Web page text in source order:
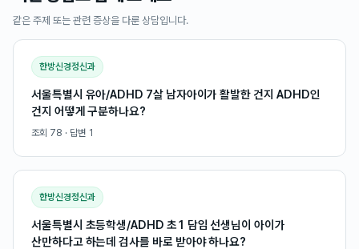
같은 주제 또는 관련 증상을 다룬 상담입니다.
한방신경정신과
서울특별시 유아/ADHD 7살 남자아이가 활발한 건지 ADHD인
건지 어떻게 구분하나요?
조회 78 · 답변 1
한방신경정신과
서울특별시 초등학생/ADHD 초1 담임 선생님이 아이가
산만하다고 하는데 검사를 바로 받아야 하나요?